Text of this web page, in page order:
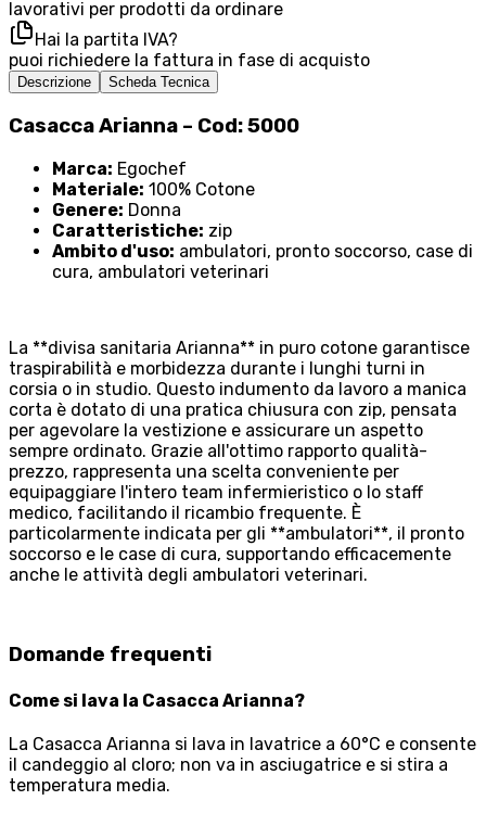
lavorativi per prodotti da ordinare
Hai la partita IVA?
puoi richiedere la fattura in fase di acquisto
Descrizione Scheda Tecnica
Casacca Arianna – Cod: 5000
Marca: Egochef
Materiale: 100% Cotone
Genere: Donna
Caratteristiche: zip
Ambito d'uso: ambulatori, pronto soccorso, case di
cura, ambulatori veterinari
La **divisa sanitaria Arianna** in puro cotone garantisce
traspirabilità e morbidezza durante i lunghi turni in
corsia o in studio. Questo indumento da lavoro a manica
corta è dotato di una pratica chiusura con zip, pensata
per agevolare la vestizione e assicurare un aspetto
sempre ordinato. Grazie all'ottimo rapporto qualità-
prezzo, rappresenta una scelta conveniente per
equipaggiare l'intero team infermieristico o lo staff
medico, facilitando il ricambio frequente. È
particolarmente indicata per gli **ambulatori**, il pronto
soccorso e le case di cura, supportando efficacemente
anche le attività degli ambulatori veterinari.
Domande frequenti
Come si lava la Casacca Arianna?
La Casacca Arianna si lava in lavatrice a 60°C e consente
il candeggio al cloro; non va in asciugatrice e si stira a
temperatura media.